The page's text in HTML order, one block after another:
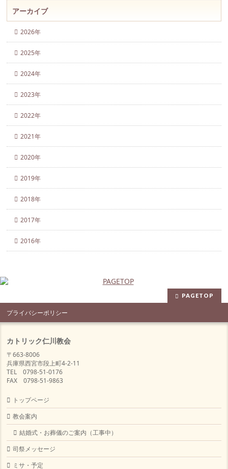
アーカイブ
2026年
2025年
2024年
2023年
2022年
2021年
2020年
2019年
2018年
2017年
2016年
PAGETOP
プライバシーポリシー
カトリック仁川教会
〒663-8006
兵庫県西宮市段上町4-2-11
TEL 0798-51-0176
FAX 0798-51-9863
トップページ
教会案内
結婚式・お葬儀のご案内（工事中）
司祭メッセージ
ミサ・予定